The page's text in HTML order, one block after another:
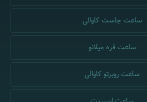
ساعت جاست کاوالی
ساعت فره میلانو
ساعت روبرتو کاوالی